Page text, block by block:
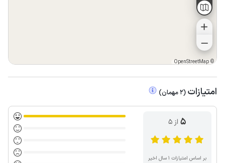
©
OpenStreetMap
امتیازات (
2مهمان)
5 از ۵
بر اساس امتیازات ۱ سال اخیر